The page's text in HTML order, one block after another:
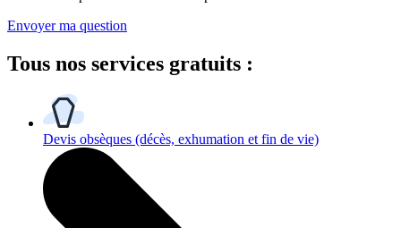
Envoyer ma question
Tous nos services gratuits :
Devis obsèques (décès, exhumation et fin de vie)